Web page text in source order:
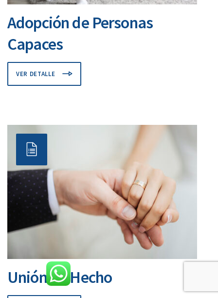
Adopción de Personas
Capaces
VER DETALLE
Unión de Hecho